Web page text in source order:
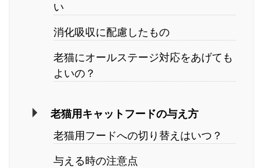
い
消化吸収に配慮したもの
老猫にオールステージ対応をあげても
よいの？
老猫用キャットフードの与え方
老猫用フードへの切り替えはいつ？
与える時の注意点